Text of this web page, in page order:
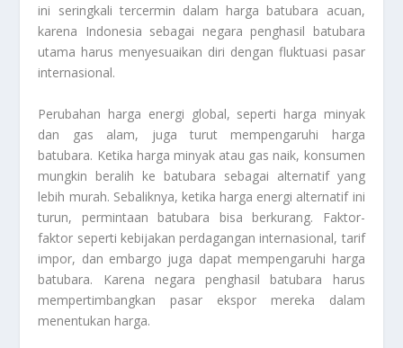
ini seringkali tercermin dalam harga batubara acuan,
karena Indonesia sebagai negara penghasil batubara
utama harus menyesuaikan diri dengan fluktuasi pasar
internasional.
Perubahan harga energi global, seperti harga minyak
dan gas alam, juga turut mempengaruhi harga
batubara. Ketika harga minyak atau gas naik, konsumen
mungkin beralih ke batubara sebagai alternatif yang
lebih murah. Sebaliknya, ketika harga energi alternatif ini
turun, permintaan batubara bisa berkurang. Faktor-
faktor seperti kebijakan perdagangan internasional, tarif
impor, dan embargo juga dapat mempengaruhi harga
batubara. Karena negara penghasil batubara harus
mempertimbangkan pasar ekspor mereka dalam
menentukan harga.